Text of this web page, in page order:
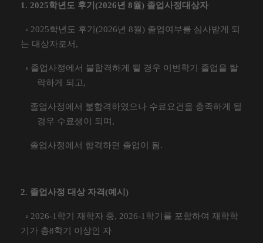
1. 2025학년도 후기 (2026년 8월) 졸업사정대상자
◦ 2025학년도 후기 (2026년 8월 ) 졸업여부를 심사받게 되
는 대상자로서 ,
◦ 졸업사정에서 불합격하게 될 경우 이번학기 졸업을 탈
락하게 되고,
졸업사정에서 불합격하였으나 수료요건을 충족하게 될
경우 수료생이 되며 ,
졸업사정에서 합격하면 졸업이 됨 .
2. 졸업사정 대상 자격(예시 )
◦ 2026-1학기 재학자 중, 2026-1학기를 포함하여 재학학
기가 총8학기 이상인 자